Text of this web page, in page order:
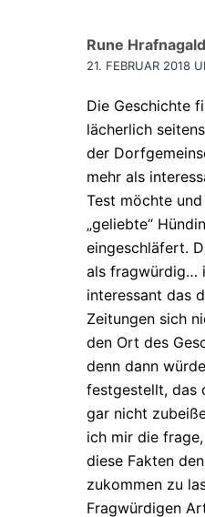
Rune
21. FEBRUAR 2018
Die Geschichte
lächerlich
der
mehr als
Test möchte
„geliebte“
eingeschläfert.
als fragwürdig…
interessant das
Zeitungen sich
den Ort des
denn dann
festgestellt, das
gar nicht
ich mir die
diese Fakten
zukommen zu
Fragwürdigen